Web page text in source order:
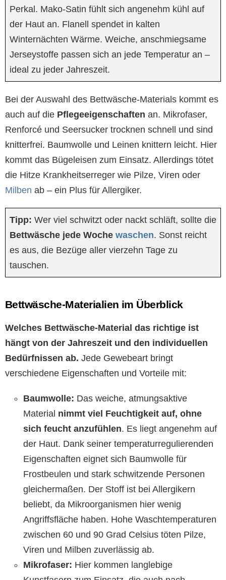
Perkal. Mako-Satin fühlt sich angenehm kühl auf
der Haut an. Flanell spendet in kalten
Winternächten Wärme. Weiche, anschmiegsame
Jerseystoffe passen sich an jede Temperatur an –
ideal zu jeder Jahreszeit.
Bei der Auswahl des Bettwäsche-Materials kommt es
auch auf die Pflegeeigenschaften an. Mikrofaser,
Renforcé und Seersucker trocknen schnell und sind
knitterfrei. Baumwolle und Leinen knittern leicht. Hier
kommt das Bügeleisen zum Einsatz. Allerdings tötet
die Hitze Krankheitserreger wie Pilze, Viren oder
Milben ab – ein Plus für Allergiker.
Tipp: Wer viel schwitzt oder nackt schläft, sollte die
Bettwäsche jede Woche waschen. Sonst reicht
es aus, die Bezüge aller vierzehn Tage zu
tauschen.
Bettwäsche-Materialien im Überblick
Welches Bettwäsche-Material das richtige ist
hängt von der Jahreszeit und den individuellen
Bedürfnissen ab. Jede Gewebeart bringt
verschiedene Eigenschaften und Vorteile mit:
Baumwolle: Das weiche, atmungsaktive
Material nimmt viel Feuchtigkeit auf, ohne
sich feucht anzufühlen. Es liegt angenehm auf
der Haut. Dank seiner temperaturregulierenden
Eigenschaften eignet sich Baumwolle für
Frostbeulen und stark schwitzende Personen
gleichermaßen. Der Stoff ist bei Allergikern
beliebt, da Mikroorganismen hier wenig
Angriffsfläche haben. Hohe Waschtemperaturen
zwischen 60 und 90 Grad Celsius töten Pilze,
Viren und Milben zuverlässig ab.
Mikrofaser: Hier kommen langlebige